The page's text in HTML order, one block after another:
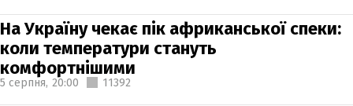
На Україну чекає пік африканської спеки:
коли температури стануть
комфортнішими
5 серпня, 20:00 11392